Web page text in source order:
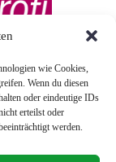
wie Cookies,
Wenn du diesen
oder eindeutige IDs
erteilst oder
werden.